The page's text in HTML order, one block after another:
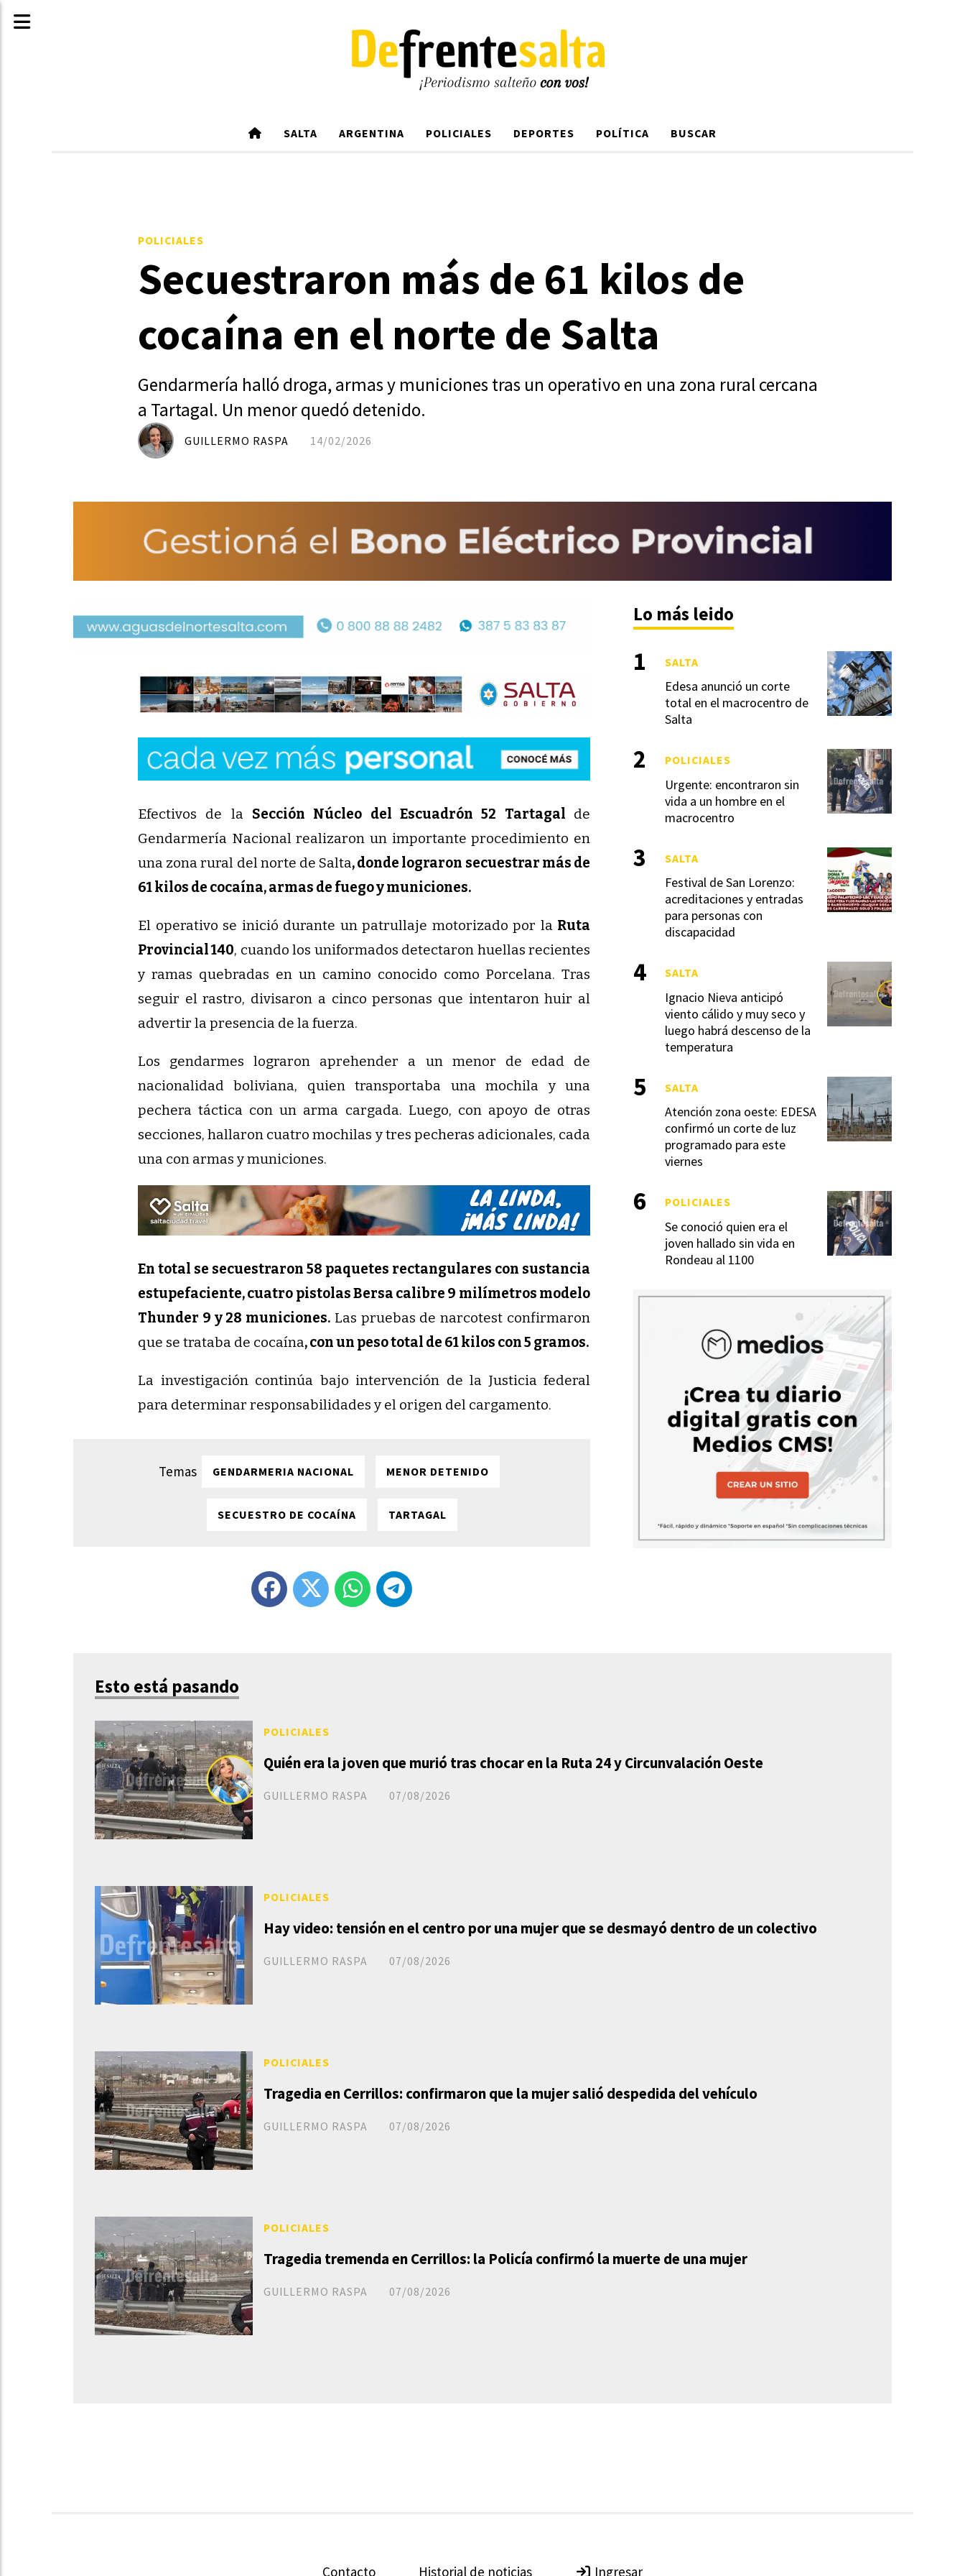
SALTA ARGENTINA POLICIALES DEPORTES POLÍTICA BUSCAR
Secuestraron más de 61 kilos de
cocaína en el norte de Salta
Gendarmería halló droga, armas y municiones tras un operativo en una zona rural cercana
a Tartagal. Un menor quedó detenido.
POLICIALES
14/02/2026
GUILLERMO RASPA
Efectivos de la Sección Núcleo del Escuadrón 52 Tartagal de
Gendarmería Nacional realizaron un importante procedimiento en
una zona rural del norte de Salta, donde lograron secuestrar más de
61 kilos de cocaína, armas de fuego y municiones.
El operativo se inició durante un patrullaje motorizado por la Ruta
Provincial 140, cuando los uniformados detectaron huellas recientes
y ramas quebradas en un camino conocido como Porcelana. Tras
seguir el rastro, divisaron a cinco personas que intentaron huir al
advertir la presencia de la fuerza.
Los gendarmes lograron aprehender a un menor de edad de
nacionalidad boliviana, quien transportaba una mochila y una
pechera táctica con un arma cargada. Luego, con apoyo de otras
secciones, hallaron cuatro mochilas y tres pecheras adicionales, cada
una con armas y municiones.
En total se secuestraron 58 paquetes rectangulares con sustancia
estupefaciente, cuatro pistolas Bersa calibre 9 milímetros modelo
Thunder 9 y 28 municiones. Las pruebas de narcotest confirmaron
que se trataba de cocaína, con un peso total de 61 kilos con 5 gramos.
La investigación continúa bajo intervención de la Justicia federal
para determinar responsabilidades y el origen del cargamento.
GENDARMERIA NACIONAL MENOR DETENIDO
SECUESTRO DE COCAÍNA TARTAGAL
Esto está pasando
Quién era la joven que murió tras chocar en la Ruta 24 y Circunvalación Oeste
GUILLERMO RASPA
POLICIALES
07/08/2026
Hay video: tensión en el centro por una mujer que se desmayó dentro de un colectivo
GUILLERMO RASPA
POLICIALES
07/08/2026
Tragedia en Cerrillos: confirmaron que la mujer salió despedida del vehículo
GUILLERMO RASPA
POLICIALES
07/08/2026
Tragedia tremenda en Cerrillos: la Policía confirmó la muerte de una mujer
GUILLERMO RASPA
POLICIALES
07/08/2026
Lo más leido
Edesa anunció un corte
total en el macrocentro de
Salta
SALTA
Urgente: encontraron sin
vida a un hombre en el
macrocentro
POLICIALES
Festival de San Lorenzo:
acreditaciones y entradas
para personas con
discapacidad
SALTA
Ignacio Nieva anticipó
viento cálido y muy seco y
luego habrá descenso de la
temperatura
SALTA
Atención zona oeste: EDESA
confirmó un corte de luz
programado para este
viernes
SALTA
Se conoció quien era el
joven hallado sin vida en
Rondeau al 1100
POLICIALES
Contacto Historial de noticias Ingresar